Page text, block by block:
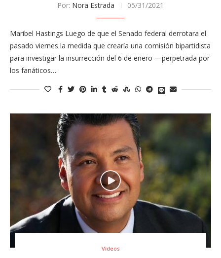
Por: Nora Estrada 05/31/2021
Maribel Hastings Luego de que el Senado federal derrotara el
pasado viernes la medida que crearía una comisión bipartidista
para investigar la insurrección del 6 de enero —perpetrada por
los fanáticos…
Videos